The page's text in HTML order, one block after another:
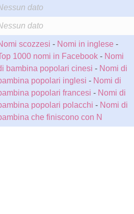
dato
dato
scozzesi - Nomi in inglese -
1000 nomi in Facebook - Nomi
bambina popolari cinesi - Nomi di
popolari inglesi - Nomi di
popolari francesi - Nomi di
popolari polacchi - Nomi di
che finiscono con N